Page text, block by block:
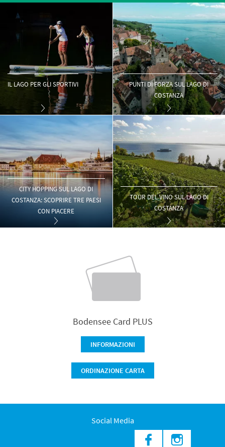
IL LAGO PER GLI SPORTIVI
PUNTI DI FORZA SUL LAGO DI
COSTANZA
CITY HOPPING SUL LAGO DI
COSTANZA: SCOPRIRE TRE PAESI
CON PIACERE
TOUR DEL VINO SUL LAGO DI
COSTANZA
Bodensee Card PLUS
INFORMAZIONI
ORDINAZIONE CARTA
Social Media